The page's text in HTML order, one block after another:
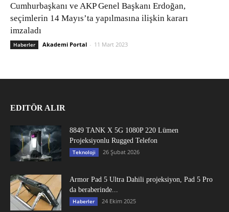
Cumhurbaşkanı ve AKP Genel Başkanı Erdoğan,
seçimlerin 14 Mayıs’ta yapılmasına ilişkin kararı
imzaladı
Haberler Akademi Portal - 11 Mart 2023
EDITÖR ALIR
8849 TANK X 5G 1080P 220 Lümen
Projeksiyonlu Rugged Telefon
Teknoloji 26 Şubat 2026
Armor Pad 5 Ultra Dahili projeksiyon, Pad 5 Pro
da beraberinde...
Haberler 24 Ekim 2025